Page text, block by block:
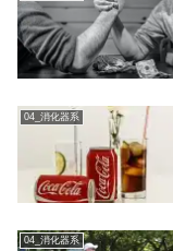
04_消化器系
04_消化器系